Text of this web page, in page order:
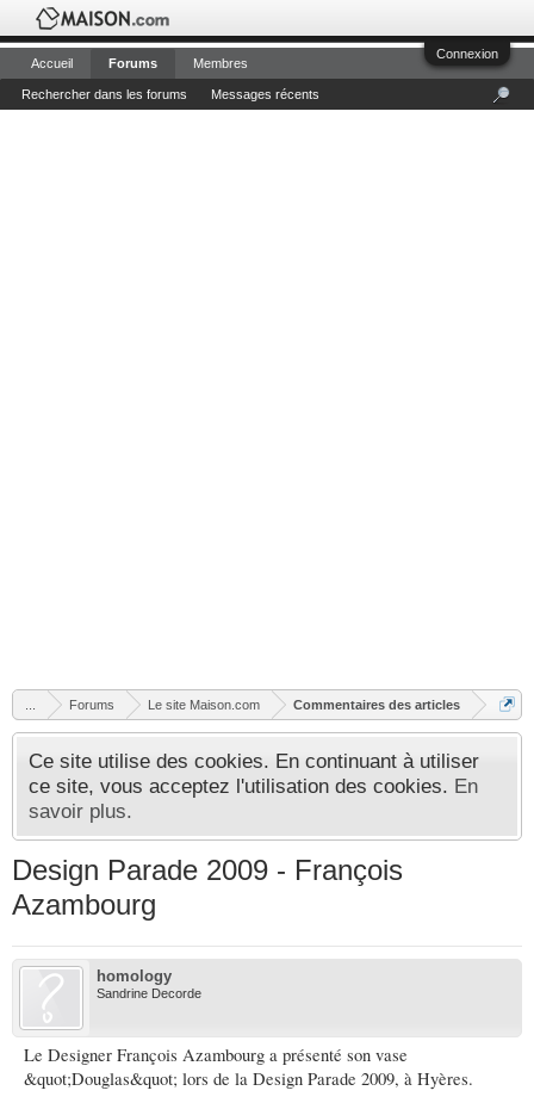
Connexion
Forums Le site Maison.com Commentaires des articles
Ce site utilise des cookies. En continuant à utiliser
ce site, vous acceptez l'utilisation des cookies. En
savoir plus.
Design Parade 2009 - François
Azambourg
homology
Sandrine Decorde
Le Designer François Azambourg a présenté son vase
&quot;Douglas&quot; lors de la Design Parade 2009, à Hyères.
Accueil Forums
Rechercher dans les forums Messages récents
Membres